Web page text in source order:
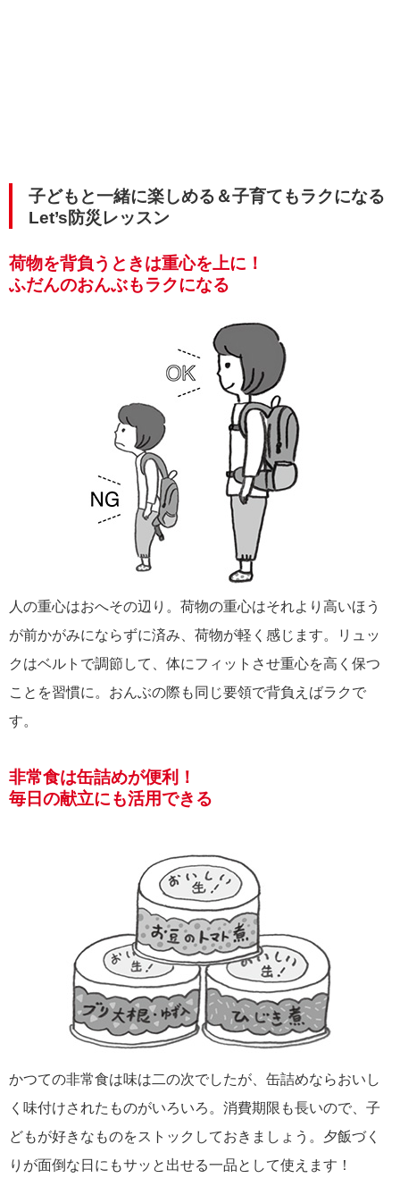
子どもと一緒に楽しめる＆子育てもラクになる
Let’s防災レッスン
荷物を背負うときは重心を上に！
ふだんのおんぶもラクになる
人の重心はおへその辺り。荷物の重心はそれより高いほう
が前かがみにならずに済み、荷物が軽く感じます。リュッ
クはベルトで調節して、体にフィットさせ重心を高く保つ
ことを習慣に。おんぶの際も同じ要領で背負えばラクで
す。
非常食は缶詰めが便利！
毎日の献立にも活用できる
かつての非常食は味は二の次でしたが、缶詰めならおいし
く味付けされたものがいろいろ。消費期限も長いので、子
どもが好きなものをストックしておきましょう。夕飯づく
りが面倒な日にもサッと出せる一品として使えます！